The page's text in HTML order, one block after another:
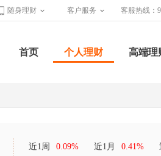
随身理财 客户服务 客服热线：
首页 个人理财 高端理
近1周 0.09% 近1月 0.41%